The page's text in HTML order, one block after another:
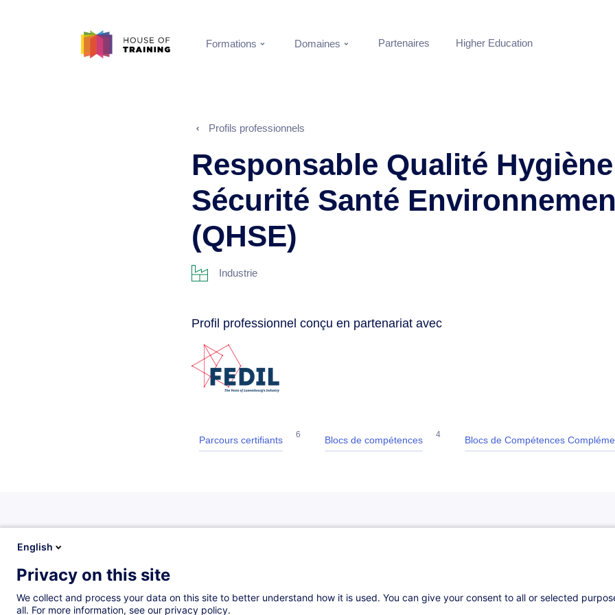
Formations Domaines Partenaires Higher Education
Profils professionnels
Responsable Qualité Hygiène
Sécurité Santé
(QHSE)
Industrie
Profil professionnel conçu en partenariat avec
Parcours certifiants 6 Blocs de compétences 4 Blocs de Compétences
association professionnelle, les parcours certifiants sont sanctionnés par un certificat de
English
Privacy on this site
We collect and process your data on this site to better understand how it is used. You can give your consent to all or selected
all. For more information, see our privacy policy.